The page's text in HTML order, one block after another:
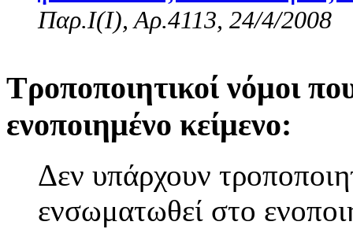
Παρ.Ι(I), Αρ.4113, 24/4/2008
Τροποποιητικοί νόμοι
ενοποιημένο κείμενο:
Δεν υπάρχουν
ενσωματωθεί στο